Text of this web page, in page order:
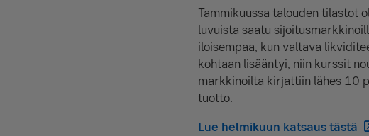
Tammikuussa talouden tilastot
luvuista saatu
iloisempaa, kun valtava
kohtaan lisääntyi, niin kurssit
markkinoilta kirjattiin lähes 10
tuotto.
Lue helmikuun katsaus tästä